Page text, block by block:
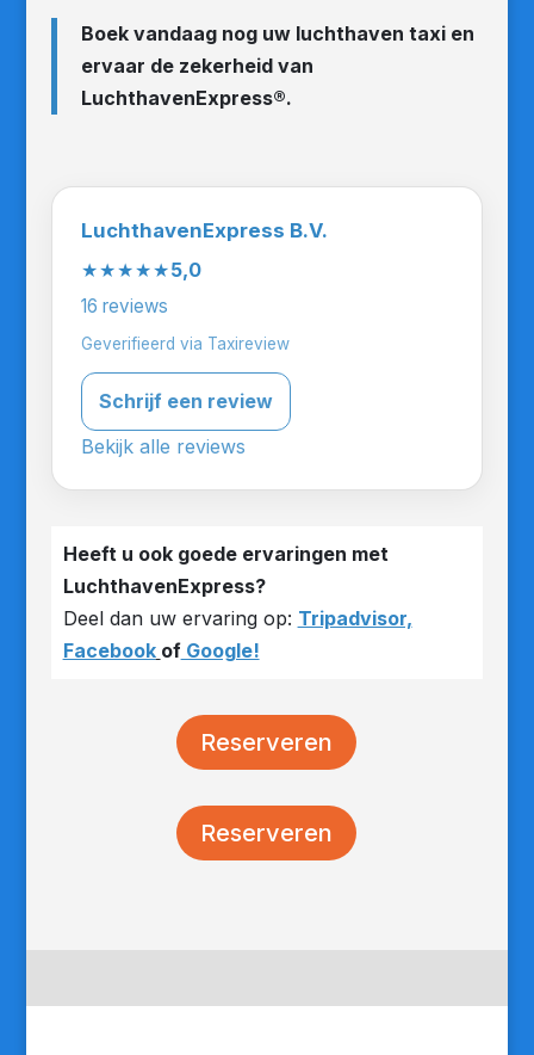
Boek vandaag nog uw luchthaven taxi en
ervaar de zekerheid van
LuchthavenExpress®.
LuchthavenExpress B.V.
★★★★★5,0
16 reviews
Geverifieerd via Taxireview
Schrijf een review
Bekijk alle reviews
Heeft u ook goede ervaringen met
LuchthavenExpress?
Deel dan uw ervaring op: Tripadvisor,
Facebook ofGoogle!
Reserveren
Reserveren